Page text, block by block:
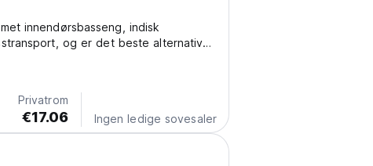
innendørsbasseng, indisk
og er det beste alternativet
Privatrom
€17.06 Ingen ledige sovesaler